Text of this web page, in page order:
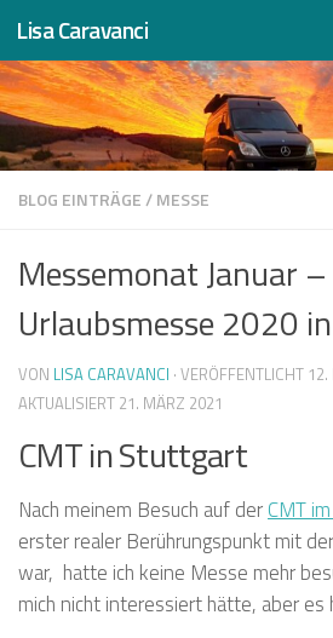
Zum Inhalt springen
Lisa Caravanci
BLOG EINTRÄGE/MESSE
Messemonat Januar
Urlaubsmesse 2020
VON LISA CARAVANCI · VERÖFFENTLICHT 12.
AKTUALISIERT 21. MÄRZ 2021
CMT in Stuttgart
Nach meinem Besuch auf der CMT
erster realer Berührungspunkt mit
war, hatte ich keine Messe mehr
mich nicht interessiert hätte, aber es